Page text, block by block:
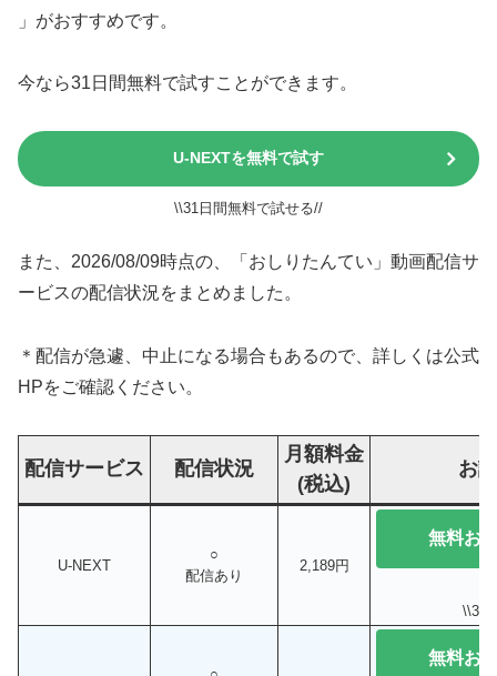
」がおすすめです。
今なら31日間無料で試すことができます。
U-NEXTを無料で試す
\\31日間無料で試せる//
また、2026/08/09時点の、「おしりたんてい」動画配信サ
ービスの配信状況をまとめました。
＊配信が急遽、中止になる場合もあるので、詳しくは公式
HPをご確認ください。
配信サービス 配信状況
月額料金
(税込)
お
U-NEXT
○
配信あり
2,189円
無料お
\\31
無料お